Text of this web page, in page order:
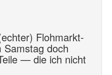
Flohmarkt-
Samstag doch
— die ich nicht